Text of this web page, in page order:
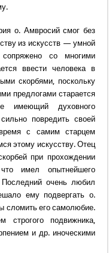
о. Амвросий смог без
из искусств — умной
со многими
ввести человека в
скорбями, поскольку
предлогами старается
имеющий духовного
повредить своей
с самим старцем
этому искусству. Отец
при прохождении
имел опытнейшего
очень любил
ему подвергать о.
сломить его самолюбие.
подвижника,
и др. иноческими